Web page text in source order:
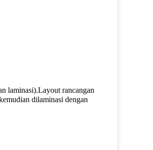
laminasi).Layout rancangan
dilaminasi dengan